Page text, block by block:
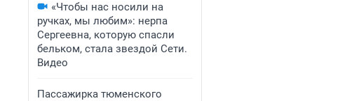
«Чтобы нас носили на
ручках, мы любим»: нерпа
Сергеевна, которую спасли
бельком, стала звездой Сети.
Видео
Пассажирка тюменского